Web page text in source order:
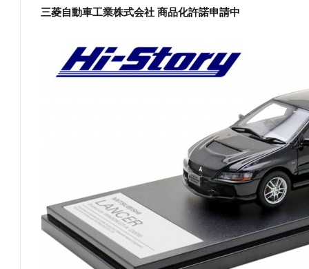
三菱自動車工業株式会社 商品化許諾申請中